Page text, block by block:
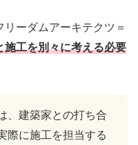
ーダムアーキテクツ＝
施工を別々に考える必要
、建築家との打ち合
際に施工を担当する